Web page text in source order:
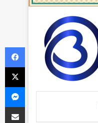
Facebook
X
Messenger
Compartir via Email